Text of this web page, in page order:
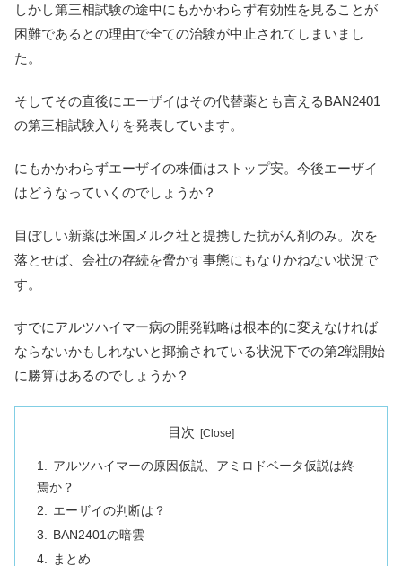
しかし第三相試験の途中にもかかわらず有効性を見ることが
困難であるとの理由で全ての治験が中止されてしまいまし
た。
そしてその直後にエーザイはその代替薬とも言えるBAN2401
の第三相試験入りを発表しています。
にもかかわらずエーザイの株価はストップ安。今後エーザイ
はどうなっていくのでしょうか？
目ぼしい新薬は米国メルク社と提携した抗がん剤のみ。次を
落とせば、会社の存続を脅かす事態にもなりかねない状況で
す。
すでにアルツハイマー病の開発戦略は根本的に変えなければ
ならないかもしれないと揶揄されている状況下での第2戦開始
に勝算はあるのでしょうか？
目次
アルツハイマーの原因仮説、アミロドベータ仮説は終
焉か？
エーザイの判断は？
BAN2401の暗雲
まとめ